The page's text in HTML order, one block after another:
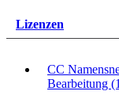
Lizenzen
CC
Bearbeitung